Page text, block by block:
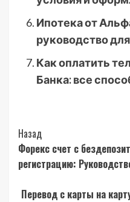
Ипотека от
руководство
Как оплатить
Банка: все
Post
Navigation
Назад
Форекс счет с
регистрацию:
Перевод с карты на